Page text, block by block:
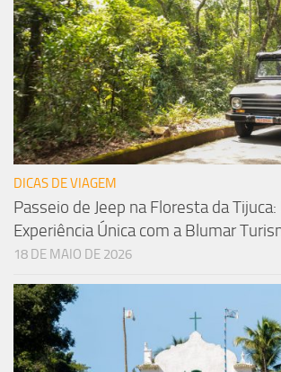
DICAS DE VIAGEM
Passeio de Jeep na Floresta da
Experiência Única com a Blumar
18 DE MAIO DE 2026